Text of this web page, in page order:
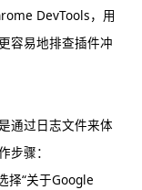
DevTools，用
容易地排查插件冲
通过日志文件来体
步骤：
择“关于Google